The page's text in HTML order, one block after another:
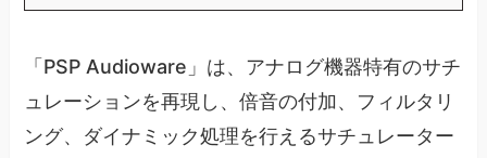
「PSP Audioware」は、アナログ機器特有のサチ
ュレーションを再現し、倍音の付加、フィルタリ
ング、ダイナミック処理を行えるサチュレーター